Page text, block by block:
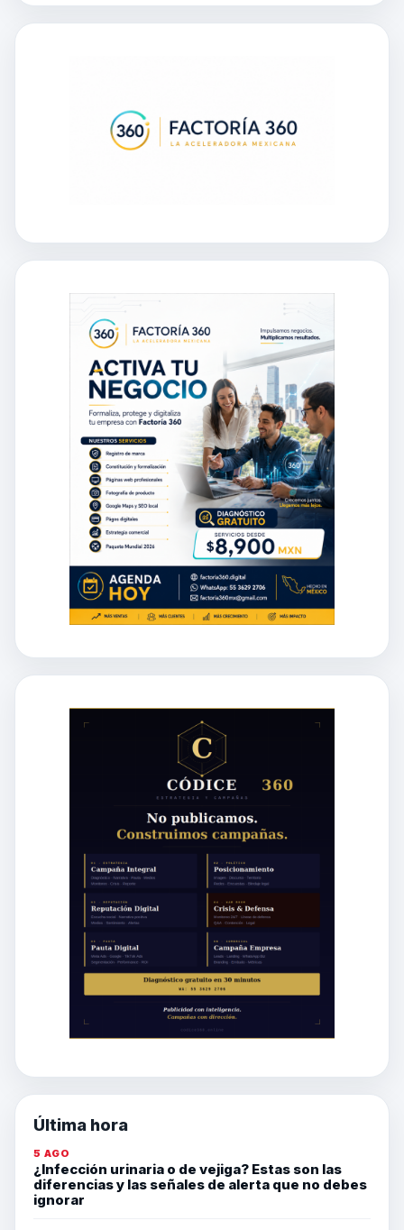
Última hora
5 AGO
¿Infección urinaria o de vejiga? Estas son las
diferencias y las señales de alerta que no debes
ignorar